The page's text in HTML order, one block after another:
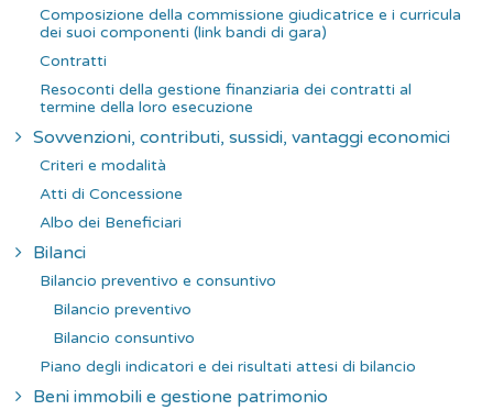
Composizione della commissione giudicatrice e i curricula
dei suoi componenti (link bandi di gara)
Contratti
Resoconti della gestione finanziaria dei contratti al
termine della loro esecuzione
Sovvenzioni, contributi, sussidi, vantaggi economici
Criteri e modalità
Atti di Concessione
Albo dei Beneficiari
Bilanci
Bilancio preventivo e consuntivo
Bilancio preventivo
Bilancio consuntivo
Piano degli indicatori e dei risultati attesi di bilancio
Beni immobili e gestione patrimonio